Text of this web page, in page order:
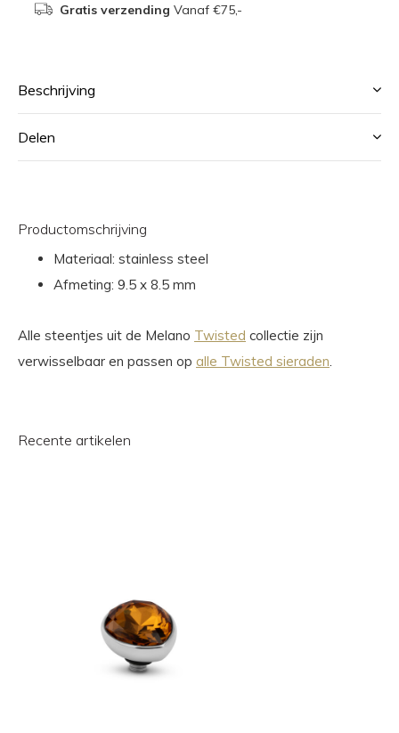
Gratis verzending Vanaf €75,-
Beschrijving
Delen
Productomschrijving
Materiaal: stainless steel
Afmeting: 9.5 x 8.5 mm
Alle steentjes uit de Melano Twisted collectie zijn
verwisselbaar en passen op alle Twisted sieraden
Recente artikelen